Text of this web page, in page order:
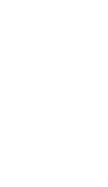
One Day One Juz (ODOJ)
Tahun 2021
ke-2)
Juli 2019